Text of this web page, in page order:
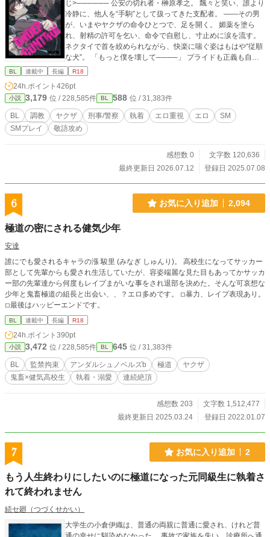
じ>────── 公安の切れ者・榊原孝之。 飄々と笑い、誰より
冷静に、他人を“手駒”として扱ってきた支配者。 ――その男
が、いまやヤクザの命令ひとつで、足を開く。 媚薬を塗ら
れ、射精の許可を乞い、命令で自慰し、寸止めに涙を流す。
ネクタイで首を絞められながら、快楽に喘ぐ姿はもはや“従順
な犬”。 「もっと僕を壊して────」 プライドも正義も自尊
心も、全部、“黒崎啓”の所有欲と技術に躾けられて砕かれた。
―― 支配する悦びしか知らなかった男が、 支配される悦びに
開花し、従属を求めて懇願するまでの調教記録。 ───────
─── 調教・SM・羞恥・玩具攻め・媚薬攻め…… などなど。
ダークな雰囲気のねっとりとしたR18調教BLです。 紙媒体の
本にしてJ庭などで頒布も予定してます。 詳細はTwitterでよく
頼して作成いただきました！
BL 連載中 長編 R18
24h.ポイント 426pt
小説 3,179 位 / 228,585件 BL 588 位 / 31,383件
BL 調教 ヤクザ 刑事/警察 執着 エロ重視 エロ
SM
SMプレイ
敬語攻め
感想数 0
文字数 120,636
最終更新日 2026.07.12
登録日 2025.07.08
6 お気に入り追加 2,094
極道の密にされる健気少年
安達
誰にでも愛されるキャラの漲 駿里 (みなぎ しゅんり)。 高校生になってサッカー
部として先輩からも愛され生活していたが、容姿端麗な見た目もあってかサッカ
ー部の先輩達から何度もレイプまがいな事をされ退部を決めた。そんな可哀想な
少年と鬼畜極道の組長と出会い、、？エロ多めです。 ◽︎暴力、レイプ表現あり。
◽︎最後はハッピーエンドです。
BL 連載中 長編 R18
24h.ポイント 390pt
小説 3,472 位 / 228,585件 BL 645 位 / 31,383件
BL 監禁拘束 アンダルシュノベルズb 極道
ヤクザ
鬼畜×健気高校生
執着・溺愛 連続絶頂
感想数 203
文字数 1,512,477
最終更新日 2025.03.24
登録日 2022.01.07
7 お気に入り追加 2
もう人生終わりにしたいのに極道になった元同級生に執着さ
れて終われません
続セ廻（つづくせかい）
大学生の小倉伊織は、普通の両親に普通に愛され、けれど普